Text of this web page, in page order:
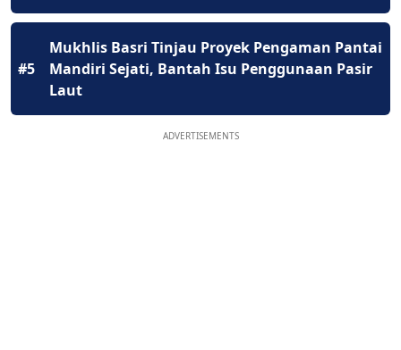
#5
Mukhlis Basri Tinjau Proyek Pengaman Pantai
Mandiri Sejati, Bantah Isu Penggunaan Pasir
Laut
ADVERTISEMENTS